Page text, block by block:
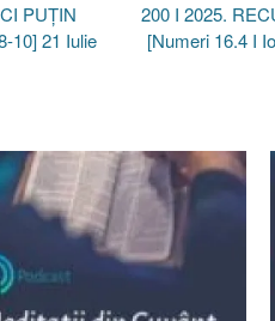
200 I 2025.
[Numeri 16.4 I
PUȚIN
10] 21 Iulie